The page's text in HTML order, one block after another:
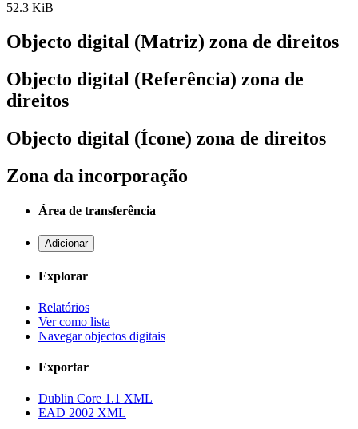
52.3 KiB
Objecto digital (Matriz) zona de direitos
Objecto digital (Referência) zona de
direitos
Objecto digital (Ícone) zona de direitos
Zona da incorporação
Área de transferência
Adicionar
Explorar
Relatórios
Ver como lista
Navegar objectos digitais
Exportar
Dublin Core 1.1 XML
EAD 2002 XML